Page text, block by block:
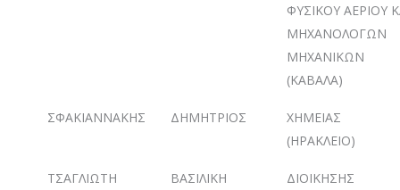
ΦΥΣΙΚΟΥ ΑΕΡΙΟΥ
ΜΗΧΑΝΟΛΟΓΩΝ
ΜΗΧΑΝΙΚΩΝ
(ΚΑΒΑΛΑ)
ΣΦΑΚΙΑΝΝΑΚΗΣ ΔΗΜΗΤΡΙΟΣ
ΧΗΜΕΙΑΣ
(ΗΡΑΚΛΕΙΟ)
ΤΣΑΓΛΙΩΤΗ ΒΑΣΙΛΙΚΗ
ΔΙΟΙΚΗΣΗΣ